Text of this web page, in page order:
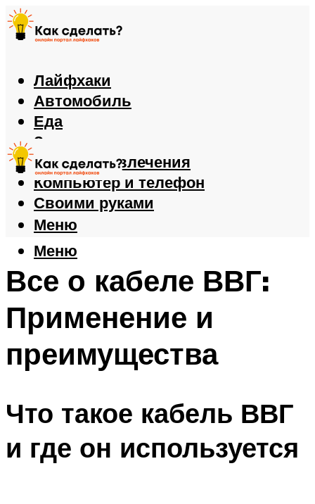
Лайфхаки
Автомобиль
Еда
Здоровье
Игры и развлечения
Компьютер и телефон
Своими руками
Меню
Меню
Все о кабеле ВВГ:
Применение и
преимущества
Что такое кабель ВВГ
и где он используется